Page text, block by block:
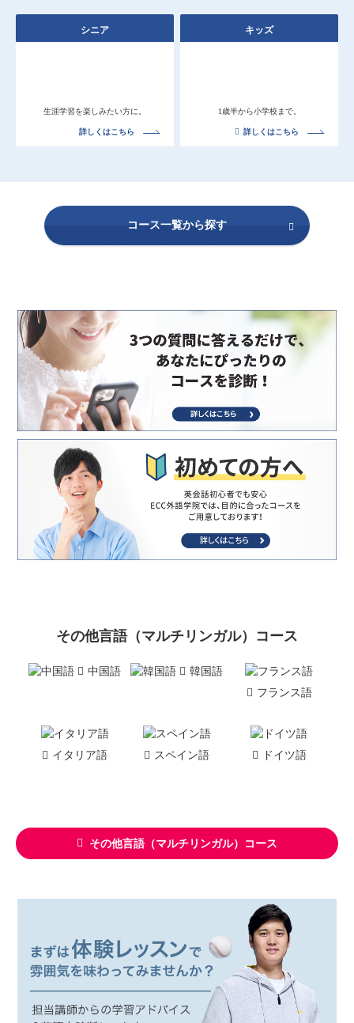
シニア
生涯学習を楽しみたい方に。
詳しくはこちら
キッズ
1歳半から小学校まで。
詳しくはこちら
コース一覧から探す
その他言語（マルチリンガル）コース
中国語
韓国語
フランス語
イタリア語 スペイン語 ドイツ語
その他言語（マルチリンガル）コース